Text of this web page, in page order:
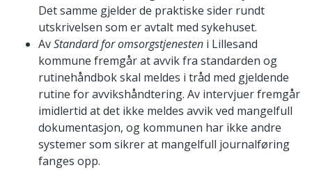
Det samme gjelder de praktiske sider rundt
utskrivelsen som er avtalt med sykehuset.
AvStandard for omsorgstjenesten i Lillesand
kommune fremgår at avvik fra standarden og
rutinehåndbok skal meldes i tråd med gjeldende
rutine for avvikshåndtering. Av intervjuer fremgår
imidlertid at det ikke meldes avvik ved mangelfull
dokumentasjon, og kommunen har ikke andre
systemer som sikrer at mangelfull journalføring
fanges opp.